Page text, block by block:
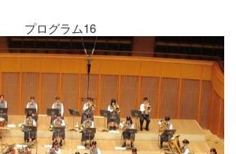
プログラム16